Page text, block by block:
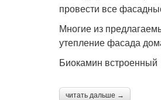
провести все
Многие из
утепление фасада
Биокамин встроенный
читать дальше →